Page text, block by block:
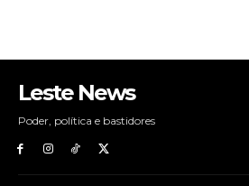
Leste News
Poder, política e bastidores